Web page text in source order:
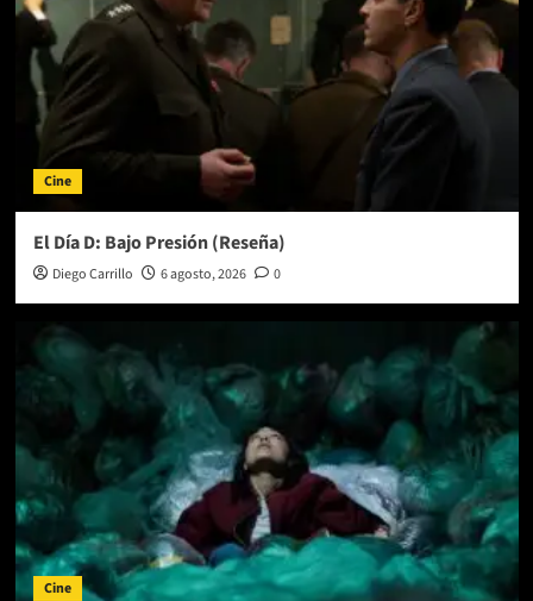
Cine
El Día D: Bajo Presión (Reseña)
Diego Carrillo 6 agosto, 2026 0
Cine